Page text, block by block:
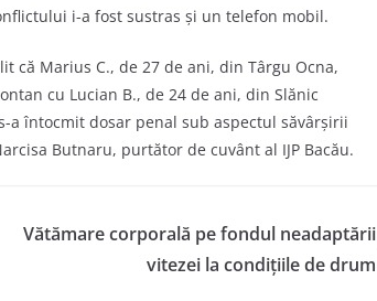
i-a fost sustras și un telefon mobil.
că Marius C., de 27 de ani, din Târgu Ocna,
cu Lucian B., de 24 de ani, din Slănic
a întocmit dosar penal sub aspectul săvârşirii
Butnaru, purtător de cuvânt al IJP Bacău.
Vătămare corporală pe fondul neadaptării
vitezei la condițiile de drum